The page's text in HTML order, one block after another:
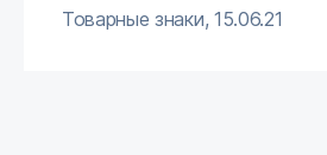
Товарные знаки, 15.06.21